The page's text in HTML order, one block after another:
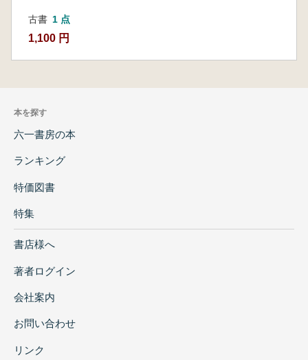
古書 1 点
1,100 円
本を探す
六一書房の本
ランキング
特価図書
特集
書店様へ
著者ログイン
会社案内
お問い合わせ
リンク